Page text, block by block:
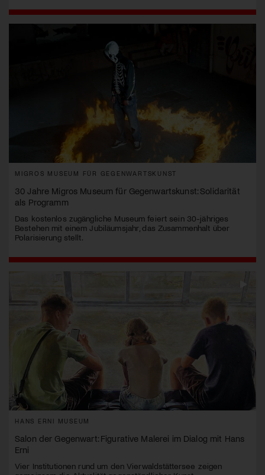
MIGROS MUSEUM FÜR GEGENWARTSKUNST
30 Jahre Migros Museum für Gegenwartskunst: Solidarität
als Programm
Das kostenlos zugängliche Museum feiert sein 30-jähriges
Bestehen mit einem Jubiläumsjahr, das Zusammenhalt über
Polarisierung stellt.
HANS ERNI MUSEUM
Salon der Gegenwart: Figurative Malerei im Dialog mit Hans
Erni
Vier Institutionen rund um den Vierwaldstättersee zeigen